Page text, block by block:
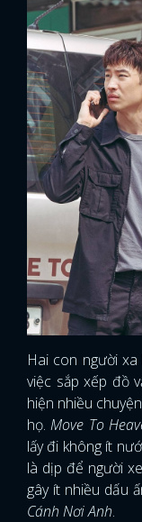
Hai con người
việc sắp xếp đồ
hiện nhiều
họ.Move To
lấy đi không ít
là dịp để người
gây ít nhiều dấu
Cánh Nơi Anh.